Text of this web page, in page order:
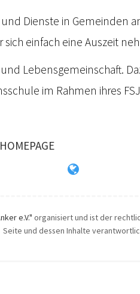
Dienste in Gemeinden
einfach eine Auszeit
Lebensgemeinschaft.
im Rahmen ihres
HOMEPAGE
e.V." organisiert und ist der
Seite und dessen Inhalte